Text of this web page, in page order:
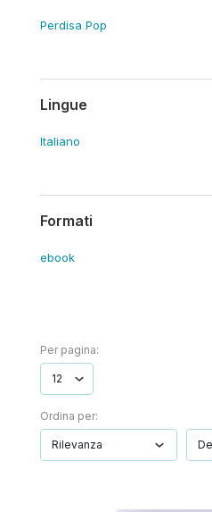
Perdisa Pop
Lingue
Italiano
Formati
ebook
Per pagina:
Ordina per: